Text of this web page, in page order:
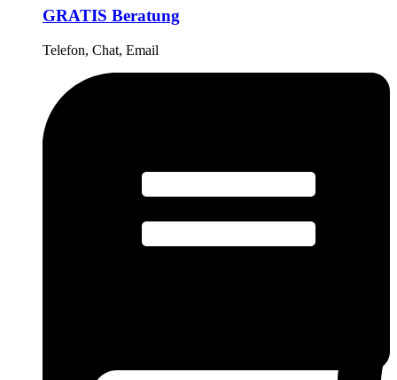
GRATIS Beratung
Telefon, Chat, Email